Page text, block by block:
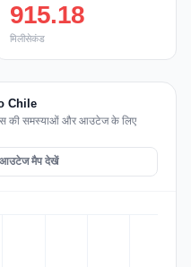
915.18
मिलीसेकंड
Chile
की समस्याओं और आउटेज के लिए
मैप देखें